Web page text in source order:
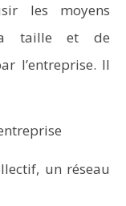
les moyens
taille et de
l’entreprise. Il
un réseau